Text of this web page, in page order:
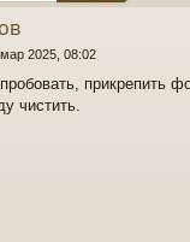
2025, 08:02
прикрепить
чистить.